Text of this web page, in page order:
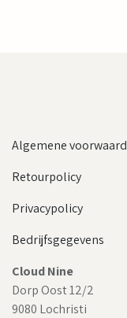
Algemene
Retourpolicy
Privacypolicy
Bedrijfsgegevens
Cloud Nine
Dorp Oost 12/2
9080 Lochristi